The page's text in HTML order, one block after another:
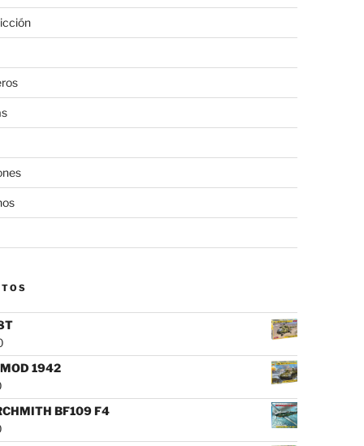
1942
BF109 F4